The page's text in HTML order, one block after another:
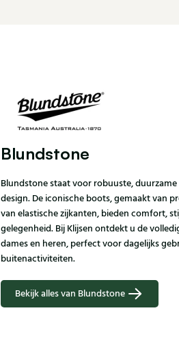
Blundstone
Blundstone staat voor robuuste,
design. De iconische boots, gemaakt van
van elastische zijkanten, bieden comfort,
gelegenheid. Bij Klijsen ontdekt u de
dames en heren, perfect voor dagelijks
buitenactiviteiten.
Bekijk alles van Blundstone